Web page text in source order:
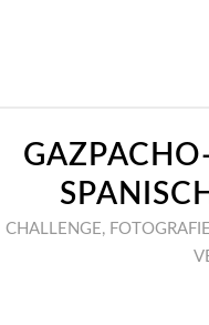
CHALLENGE, FOTOGRAFIE